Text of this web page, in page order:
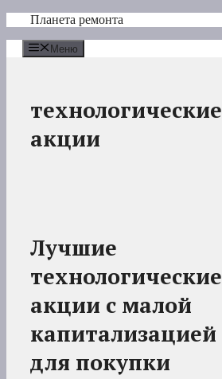
Перейти
содержимому
Планета ремонта
Меню
технологические
акции
Лучшие
технологические
акции с малой
капитализацией
для покупки